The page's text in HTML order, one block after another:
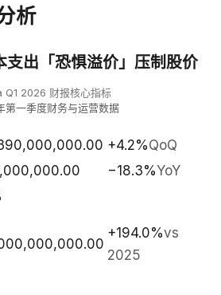
析
出「恐惧溢价」压制股价
Q1 2026 财报核心指标
第一季度财务与运营数据
+4.2%QoQ
−18.3%YoY
+194.0%vs
2025